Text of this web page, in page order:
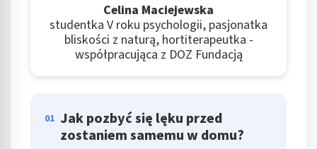
Celina Maciejewska
studentka V roku psychologii, pasjonatka
bliskości z naturą, hortiterapeutka -
współpracująca z DOZ Fundacją
01 Jak pozbyć się lęku przed
zostaniem samemu w domu?